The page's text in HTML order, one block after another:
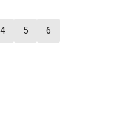
4 5 6